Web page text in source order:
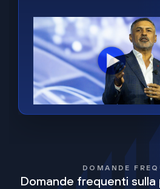
DOMANDE
Domande frequenti